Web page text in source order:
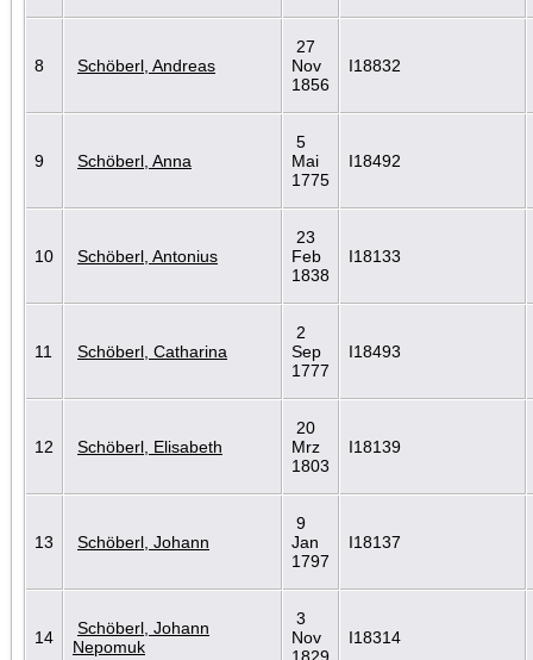
8 Schöberl, Andreas
27
Nov
1856
I18832
9 Schöberl, Anna
5
Mai
1775
I18492
10 Schöberl, Antonius
23
Feb
1838
I18133
11 Schöberl, Catharina
2
Sep
1777
I18493
12 Schöberl, Elisabeth
20
Mrz
1803
I18139
13 Schöberl, Johann
9
Jan
1797
I18137
14
Schöberl, Johann
Nepomuk
3
Nov
I18314